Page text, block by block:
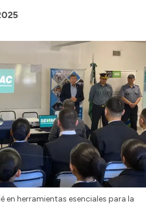
herramientas esenciales para la